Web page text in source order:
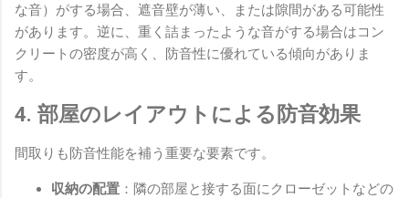
な音）がする場合、遮音壁が薄い、または隙間がある可能性
があります。逆に、重く詰まったような音がする場合はコン
クリートの密度が高く、防音性に優れている傾向がありま
す。
4. 部屋のレイアウトによる防音効果
間取りも防音性能を補う重要な要素です。
収納の配置 ：隣の部屋と接する面にクローゼットなどの